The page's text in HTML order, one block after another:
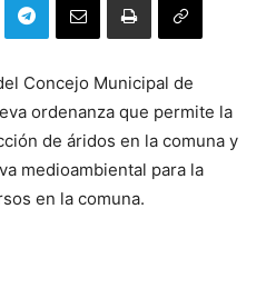
Concejo Municipal de
ordenanza que permite la
de áridos en la comuna y
medioambiental para la
en la comuna.